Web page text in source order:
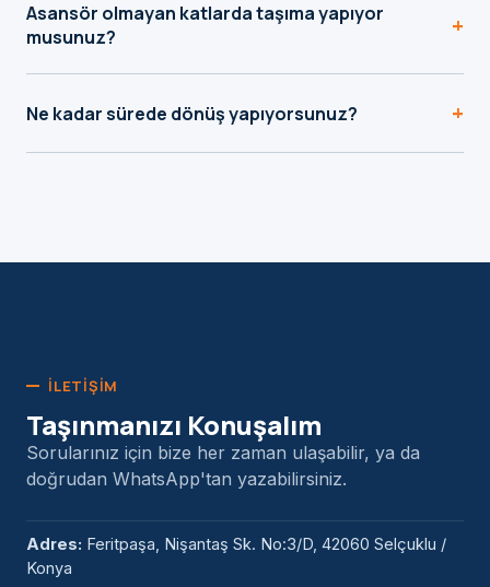
ambalaj ihtiyaçları teklif aşamasında konuşulur.
Asansör olmayan katlarda taşıma yapıyor
musunuz?
+
katlarda da güvenli ve hızlı taşıma yapıyoruz.
Ne kadar sürede dönüş yapıyorsunuz? +
İLETIŞIM
Taşınmanızı Konuşalım
Sorularınız için bize her zaman ulaşabilir, ya da
doğrudan WhatsApp'tan yazabilirsiniz.
Adres: Feritpaşa, Nişantaş Sk. No:3/D, 42060 Selçuklu /
Konya